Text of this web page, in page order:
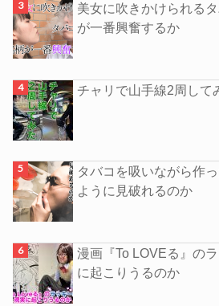
美女に吹きかけられる
が一番興奮するか
チャリで山手線2周して
タバコを吸いながら作
ように見破れるのか
漫画『To LOVEる』の
に起こりうるのか